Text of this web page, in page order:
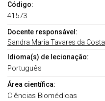
Código:
41573
Docente responsável:
Sandra Maria Tavares da
Idioma(s) de lecionação:
Português
Área científica:
Ciências Biomédicas